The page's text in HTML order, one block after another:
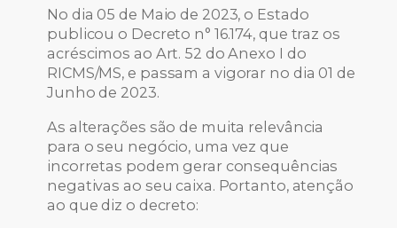
No dia 05 de Maio de 2023, o Estado
publicou o Decreto n° 16.174, que traz os
acréscimos ao Art. 52 do Anexo I do
RICMS/MS, e passam a vigorar no dia 01 de
Junho de 2023.
As alterações são de muita relevância
para o seu negócio, uma vez que
incorretas podem gerar consequências
negativas ao seu caixa. Portanto, atenção
ao que diz o decreto: